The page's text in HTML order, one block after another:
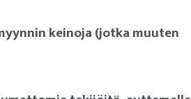
keinoja (jotka muuten